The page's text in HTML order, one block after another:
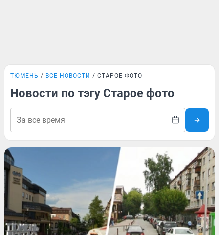
ТЮМЕНЬ ВСЕ НОВОСТИ СТАРОЕ ФОТО
Новости по тэгу Старое фото